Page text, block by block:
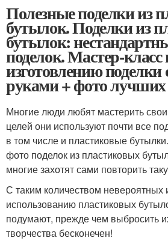
Полезные поделки из
бутылок. Поделки из
бутылок:
поделок. Мастер-класс
изготовлению
руками + фото лучших
Многие люди любят мастерить
целей они используют почти все
в том числе и пластиковые
фото поделок из пластиковых
многие захотят сами повторить
С таким количеством невероятных
использованию пластиковых
подумают, прежде чем выбросить
творчества бесконечен!